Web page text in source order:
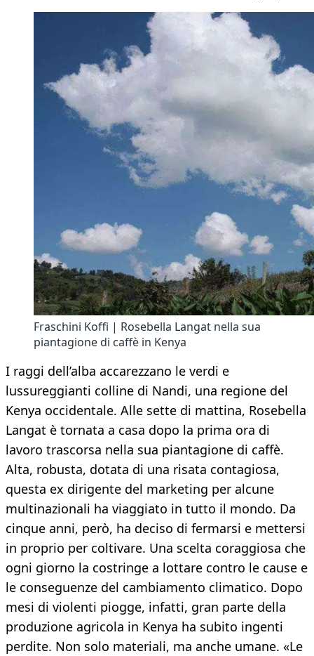
Fraschini Koffi | Rosebella Langat nella sua
piantagione di caffè in Kenya
I raggi dell’alba accarezzano le verdi e
lussureggianti colline di Nandi, una regione del
Kenya occidentale. Alle sette di mattina, Rosebella
Langat è tornata a casa dopo la prima ora di
lavoro trascorsa nella sua piantagione di caffè.
Alta, robusta, dotata di una risata contagiosa,
questa ex dirigente del marketing per alcune
multinazionali ha viaggiato in tutto il mondo. Da
cinque anni, però, ha deciso di fermarsi e mettersi
in proprio per coltivare. Una scelta coraggiosa che
ogni giorno la costringe a lottare contro le cause e
le conseguenze del cambiamento climatico. Dopo
mesi di violenti piogge, infatti, gran parte della
produzione agricola in Kenya ha subito ingenti
perdite. Non solo materiali, ma anche umane. «Le